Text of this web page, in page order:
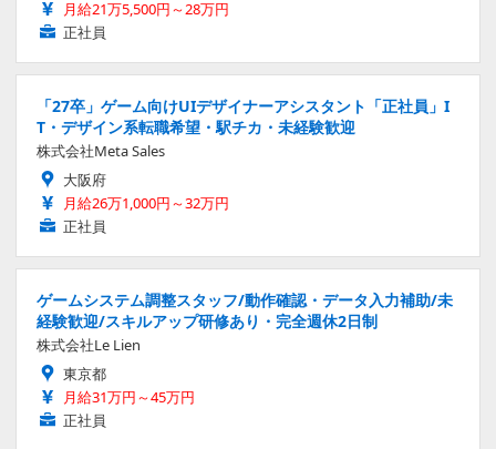
月給21万5,500円～28万円
正社員
「27卒」ゲーム向けUIデザイナーアシスタント「正社員」I
T・デザイン系転職希望・駅チカ・未経験歓迎
株式会社Meta Sales
大阪府
月給26万1,000円～32万円
正社員
ゲームシステム調整スタッフ/動作確認・データ入力補助/未
経験歓迎/スキルアップ研修あり・完全週休2日制
株式会社Le Lien
東京都
月給31万円～45万円
正社員